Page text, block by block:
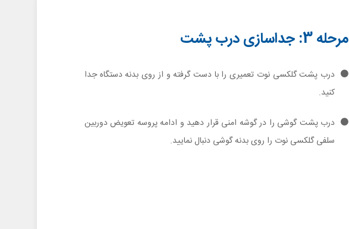
مرحله 3: جداسازی درب پشت
درب پشت گلکسی نوت تعمیری را با دست گرفته و از روی بدنه دستگاه جدا
کنید.
درب پشت گوشی را در گوشه امنی قرار دهید و ادامه پروسه تعویض دوربین
سلفی گلکسی نوت را روی بدنه گوشی دنبال نمایید.